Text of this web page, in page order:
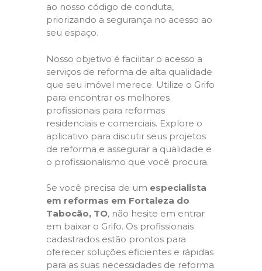
ao nosso código de conduta,
priorizando a segurança no acesso ao
seu espaço.
Nosso objetivo é facilitar o acesso a
serviços de reforma de alta qualidade
que seu imóvel merece. Utilize o Grifo
para encontrar os melhores
profissionais para reformas
residenciais e comerciais. Explore o
aplicativo para discutir seus projetos
de reforma e assegurar a qualidade e
o profissionalismo que você procura.
Se você precisa de um especialista
em reformas em Fortaleza do
Tabocão, TO, não hesite em entrar
em baixar o Grifo. Os profissionais
cadastrados estão prontos para
oferecer soluções eficientes e rápidas
para as suas necessidades de reforma.